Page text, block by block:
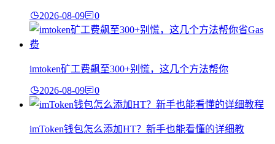
2026-08-09 0
imtoken矿工费飙至300+别慌，这几个方法帮你
2026-08-09 0
imToken钱包怎么添加HT？新手也能看懂的详细教